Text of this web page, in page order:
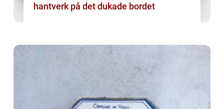
hantverk på det dukade bordet